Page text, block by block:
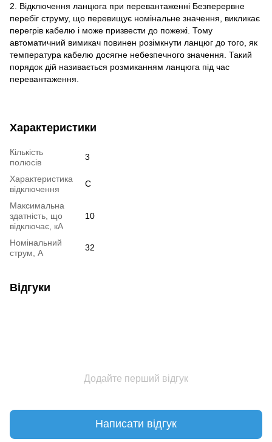
2. Відключення ланцюга при перевантаженні Безперервне
перебіг струму, що перевищує номінальне значення, викликає
перегрів кабелю і може призвести до пожежі. Тому
автоматичний вимикач повинен розімкнути ланцюг до того, як
температура кабелю досягне небезпечного значення. Такий
порядок дій називається розмиканням ланцюга під час
перевантаження.
Характеристики
Кількість
полюсів
3
Характеристика
відключення
C
Максимальна
здатність, що
відключає, кА
10
Номінальний
струм, А
32
Відгуки
Додайте перший відгук
Написати відгук